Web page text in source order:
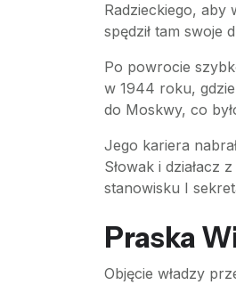
Radzieckiego, aby
spędził tam swoje
Po powrocie
w 1944 roku,
do Moskwy, co
Jego kariera
Słowak i działacz
stanowisku I
Praska
Objęcie władzy